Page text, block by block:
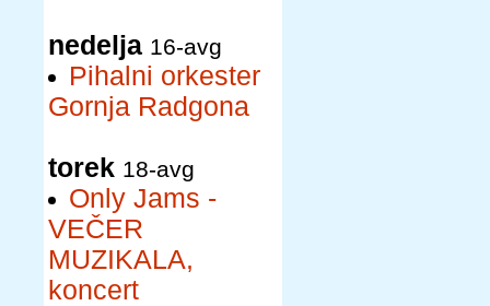
nedelja 16-avg
Pihalni orkester
Gornja Radgona
torek 18-avg
Only Jams -
VEČER
MUZIKALA,
koncert